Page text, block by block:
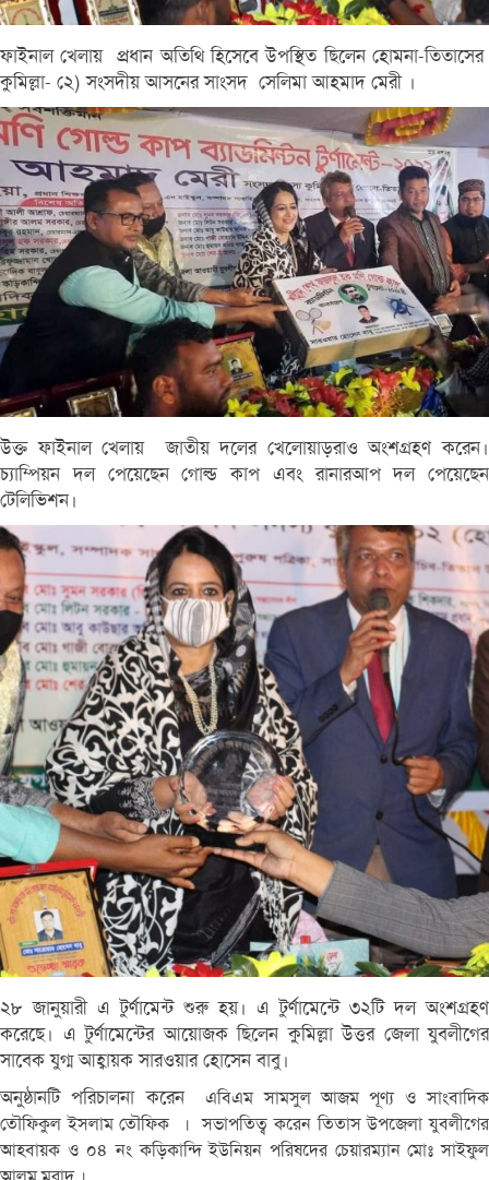
ফাইনাল খেলায় প্রধান অতিথি হিসেবে উপস্থিত ছিলেন হোমনা-তিতাসের
কুমিল্লা- ২ে) সংসদীয় আসনের সাংসদ সেলিমা আহমাদ মেরী ।
উক্ত ফাইনাল খেলায় জাতীয় দলের খেলোয়াড়রাও অংশগ্রহণ করেন।
চ্যাম্পিয়ন দল পেয়েছেন গোল্ড কাপ এবং রানারআপ দল পেয়েছেন
টেলিভিশন।
২৮ জানুয়ারী এ টুর্ণামেন্ট শুরু হয়। এ টুর্ণামেন্টে ৩২টি দল অংশগ্রহণ
করেছে। এ টুর্ণামেন্টের আয়োজক ছিলেন কুমিল্লা উত্তর জেলা যুবলীগের
সাবেক যুগ্ম আহ্বায়ক সারওয়ার হোসেন বাবু।
অনুষ্ঠানটি পরিচালনা করেন
এবিএম সামসুল আজম পূণ্য ও সাংবাদিক
তৌফিকুল ইসলাম তৌফিক । সভাপতিত্ব করেন তিতাস উপজেলা যুবলীগের
আহবায়ক ও ০৪ নং কড়িকান্দি ইউনিয়ন পরিষদের চেয়ারম্যান মোঃ সাইফুল